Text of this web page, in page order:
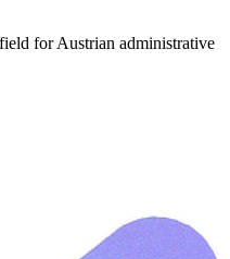
for Austrian administrative